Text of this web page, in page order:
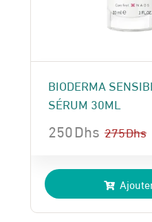
BIODERMA
SÉRUM 30ML
275Dhs
prix
initial
était :
250Dhs
prix
actuel
est :